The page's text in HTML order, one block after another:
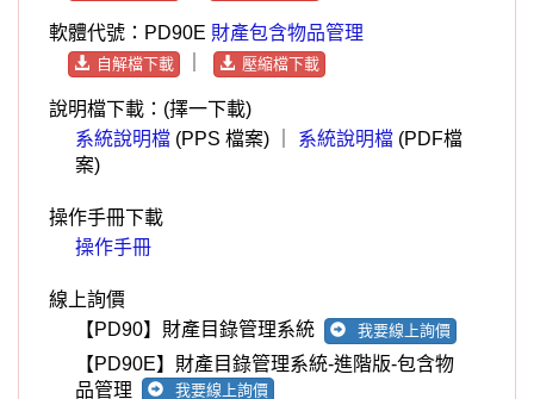
線上詢價
【PD90】財產目錄管理系統
【PD90E】財產目錄管理系統-進階版-包含物
品管理
我要線上詢價
軟體簡介 - 財產目錄管理系統
將複雜的財產目錄，如財產的編號、單位、材
質、使用年限等資料，做資料庫的建立。
建檔時可用部分財產名稱做財產編號搜尋，快速
的找到正確對應的編號。